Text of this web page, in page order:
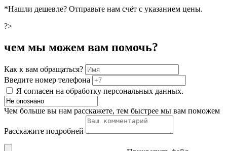
*Нашли дешевле? Отправьте нам счёт с указанием цены.
?>
чем мы можем вам помочь?
Как к вам обращаться?
Введите номер телефона
Я согласен на обработку персональных данных.
Чем больше вы нам расскажете, тем быстрее мы вам поможем
Расскажите подробней